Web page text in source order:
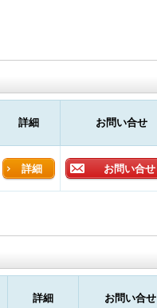
詳細 お問い合せ
詳細 お問い合せ
詳細 お問い合せ